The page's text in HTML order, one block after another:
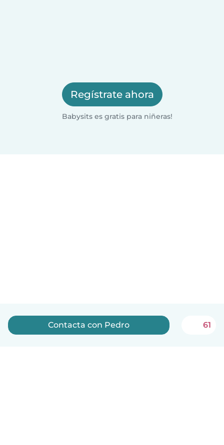
Regístrate ahora
Babysits es gratis para niñeras!
Contacta con Pedro 61